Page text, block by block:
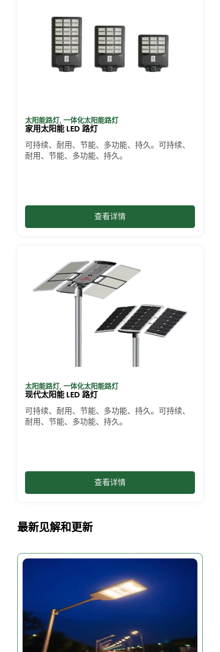
太阳能路灯, 一体化太阳能路灯
家用太阳能 LED 路灯
可持续、耐用、节能、多功能、持久。可持续、
耐用、节能、多功能、持久。
查看详情
太阳能路灯, 一体化太阳能路灯
现代太阳能 LED 路灯
可持续、耐用、节能、多功能、持久。可持续、
耐用、节能、多功能、持久。
查看详情
最新见解和更新